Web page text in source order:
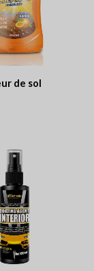
de sol